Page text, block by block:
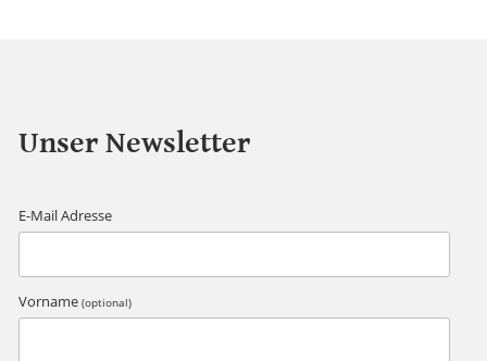
Unser Newsletter
E-Mail Adresse
Vorname (optional)